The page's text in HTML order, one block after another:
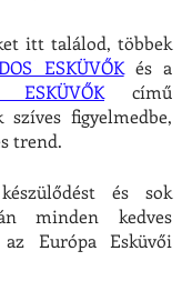
itt találod, többek
ESKÜVŐK
ESKÜVŐK című
figyelmedbe,
trend.
és sok
minden kedves
az Európa Esküvői